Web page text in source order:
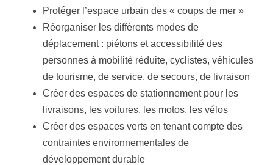
Protéger l’espace urbain des « coups de mer »
Réorganiser les différents modes de
déplacement : piétons et accessibilité des
personnes à mobilité réduite, cyclistes, véhicules
de tourisme, de service, de secours, de livraison
Créer des espaces de stationnement pour les
livraisons, les voitures, les motos, les vélos
Créer des espaces verts en tenant compte des
contraintes environnementales de
développement durable